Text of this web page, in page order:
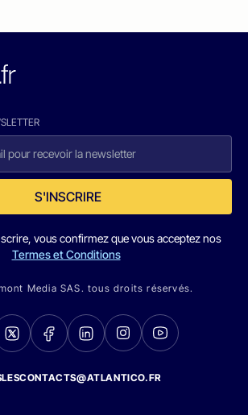
S'INSCRIRE
vous confirmez que vous acceptez nos
Termes et Conditions
Media SAS. tous droits réservés.